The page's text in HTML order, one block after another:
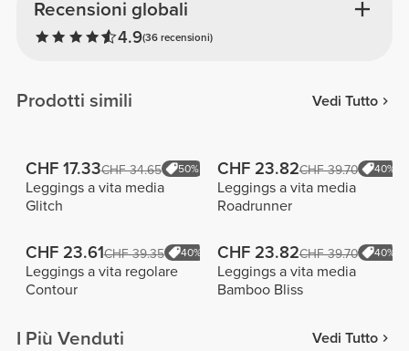
Recensioni globali
4.9(36 recensioni)
Prodotti simili Vedi Tutto
CHF 17.33CHF 34.65 50%
Leggings a vita media
Glitch
CHF 23.82CHF 39.70 40%
Leggings a vita media
Roadrunner
CHF 23.61CHF 39.35 40%
Leggings a vita regolare
Contour
CHF 23.82CHF 39.70 40%
Leggings a vita media
Bamboo Bliss
I Più Venduti Vedi Tutto